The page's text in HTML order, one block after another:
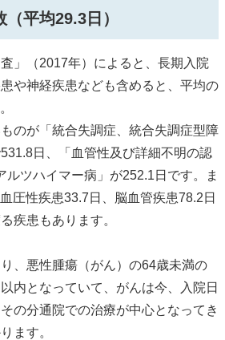
平均29.3日）
」（2017年）によると、長期入院
や神経疾患なども含めると、平均の
のが「統合失調症、統合失調症型障
日、「血管性及び詳細不明の認
ルツハイマー病」が252.1日です。ま
圧性疾患33.7日、脳血管疾患78.2日
疾患もあります。
、悪性腫瘍（がん）の64歳未満の
内となっていて、がんは今、入院日
の分通院での治療が中心となってき
ます。